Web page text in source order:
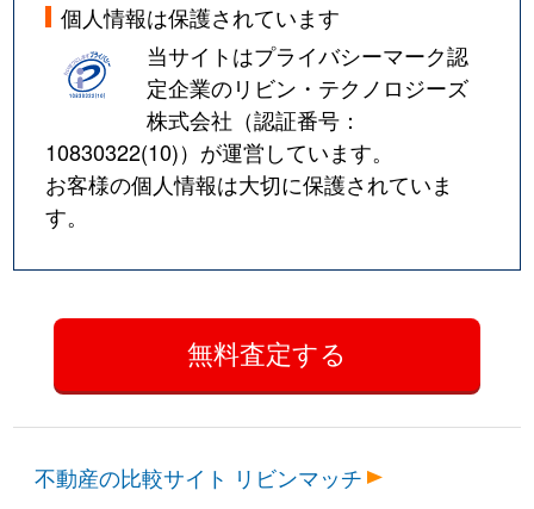
東中浜
2,200万円 緑橋
東中浜
2,100万円 緑橋 徒歩10分
東中浜
2,200万円 緑橋
古市
3,500万円 今福鶴見 徒歩10分
古市
5,100万円 新森古市 徒歩3分
古市
3,400万円 新森古市 徒歩4分
古市
2,600万円 新森古市 徒歩4分
古市
2,200万円 新森古市 徒歩4分
古市
1,800万円 新森古市
個人情報は保護されています
当サイトはプライバシーマーク認
定企業のリビン・テクノロジーズ
株式会社（認証番号：
10830322(10)）が運営しています。
お客様の個人情報は大切に保護されていま
す。
不動産の比較サイト リビンマッチ